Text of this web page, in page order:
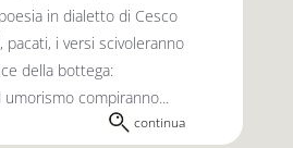
in dialetto di Cesco
pacati, i versi scivoleranno
della bottega:
compiranno...
continua